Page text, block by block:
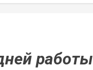
работы